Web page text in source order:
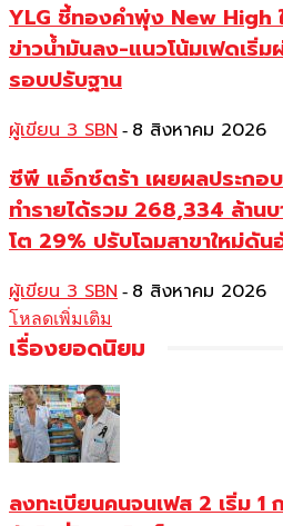
YLG ชี้ทองคำพุ่ง New High
ข่าวน้ำมันลง-แนวโน้มเฟดเริ่
รอบปรับฐาน
ผู้เขียน 3 SBN - 8 สิงหาคม 2026
ซีพี แอ็กซ์ตร้า เผยผลประกอ
ทำรายได้รวม 268,334 ล้าน
โต 29% ปรับโฉมสาขาใหม่ดั
ผู้เขียน 3 SBN - 8 สิงหาคม 2026
โหลดเพิ่มเติม
เรื่องยอดนิยม
ลงทะเบียนคนจนเฟส 2 เริ่ม 1